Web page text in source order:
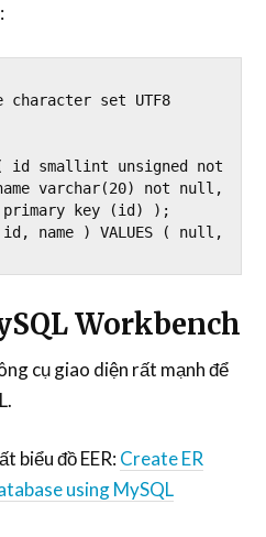
character set UTF8
( id smallint unsigned not
varchar(20) not null,
primary key (id) );
id, name ) VALUES ( null,
Workbench
cụ giao diện rất mạnh để
biểu đồ EER:Create ER
using MySQL